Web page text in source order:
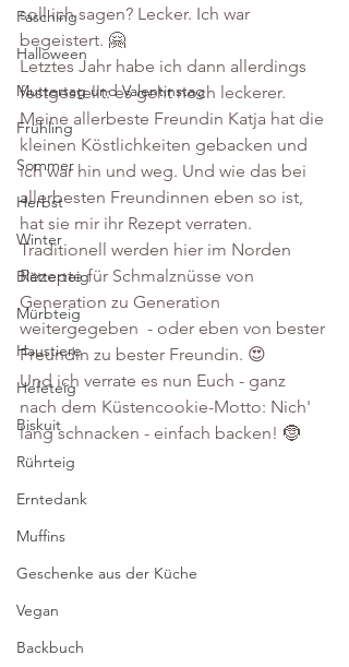
Fasching
Halloween
Muttertag und Valentinstag
Frühling
Sommer
Herbst
Winter
Blätterteig
Mürbteig
Haustiere
Hefeteig
Biskuit
Rührteig
Erntedank
Muffins
Geschenke aus der Küche
Vegan
Backbuch
soll ich sagen? Lecker. Ich war
begeistert. 🤗
Letztes Jahr habe ich dann allerdings
festgestellt: es geht noch leckerer.
Meine allerbeste Freundin Katja hat die
kleinen Köstlichkeiten gebacken und
ich war hin und weg. Und wie das bei
allerbesten Freundinnen eben so ist,
hat sie mir ihr Rezept verraten.
Traditionell werden hier im Norden
Rezepte für Schmalznüsse von
Generation zu Generation
weitergegeben  - oder eben von bester
Freundin zu bester Freundin. 😍
Und ich verrate es nun Euch - ganz
nach dem Küstencookie-Motto: Nich'
lang schnacken - einfach backen! 🤶